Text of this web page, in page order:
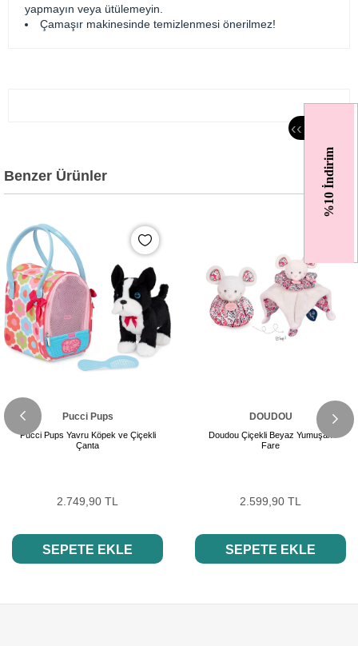
%10 İndirim
‹‹
yapmayın veya ütülemeyin.
Çamaşır makinesinde temizlenmesi önerilmez!
Benzer Ürünler
Pucci Pups
Pucci Pups Yavru Köpek ve Çiçekli
Çanta
2.749,90 TL
SEPETE EKLE
DOUDOU
Doudou Çiçekli Beyaz Yumuşak
Fare
2.599,90 TL
SEPETE EKLE